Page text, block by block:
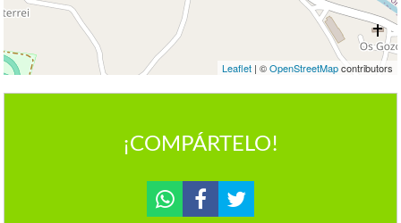
Leaflet| ©OpenStreetMapcontributors
¡COMPÁRTELO!